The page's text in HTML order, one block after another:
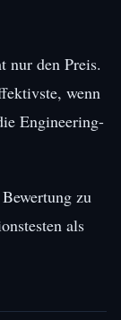
nur den Preis.
wenn
Engineering-
zu
als